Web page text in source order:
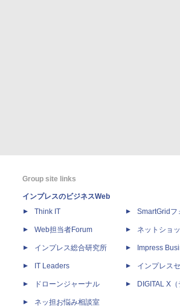
Group site links
インプレスのビジネスWeb
Think IT
Web担当者Forum
インプレス総合研究所
IT Leaders
ドローンジャーナル
ネッ担お悩み相談室
SmartGridフ
ネットショ
Impress
インプレス
DIGITAL X